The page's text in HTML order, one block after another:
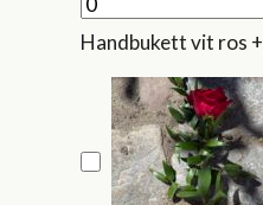
Handbukett vit ros +